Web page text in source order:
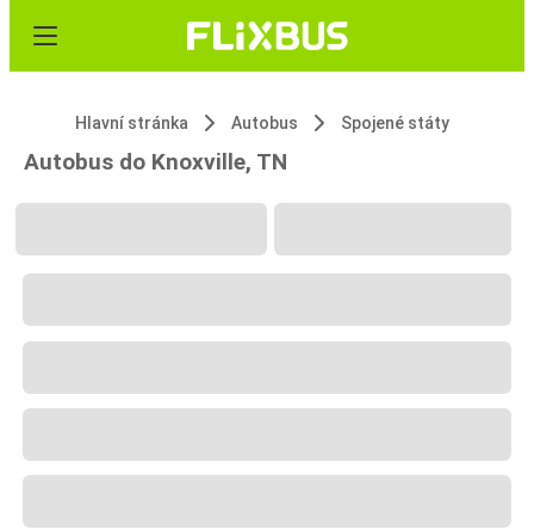
Hlavní stránka Autobus Spojené státy
Autobus do Knoxville, TN